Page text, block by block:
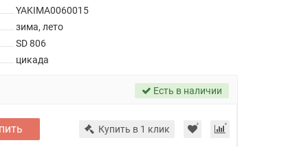
YAKIMA0060015
зима, лето
SD 806
цикада
Есть в наличии
Купить в 1 клик